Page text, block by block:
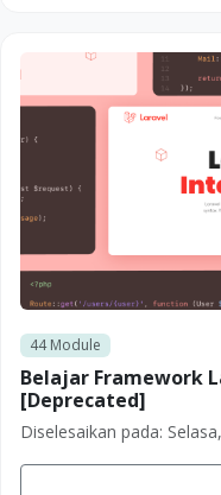
44Module
Belajar Framework
[Deprecated]
Diselesaikan pada: